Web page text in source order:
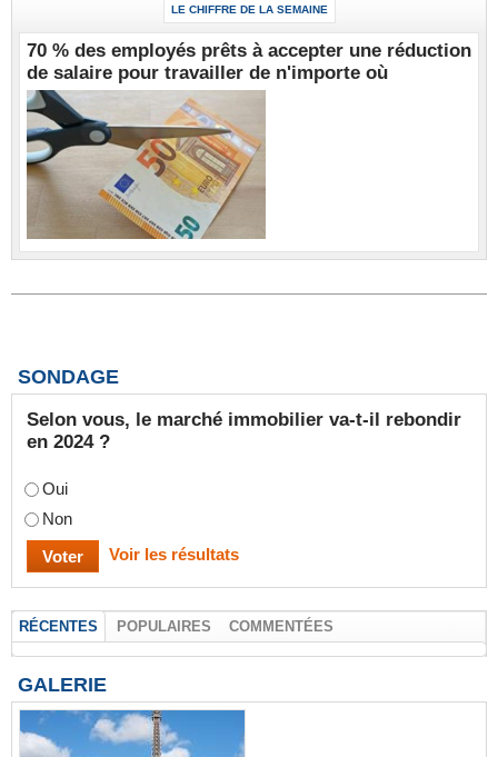
LE CHIFFRE DE LA SEMAINE
70 % des employés prêts à accepter une réduction
de salaire pour travailler de n'importe où
SONDAGE
Selon vous, le marché immobilier va-t-il rebondir
en 2024 ?
Oui
Non
Voir les résultats
RÉCENTES POPULAIRES COMMENTÉES
GALERIE